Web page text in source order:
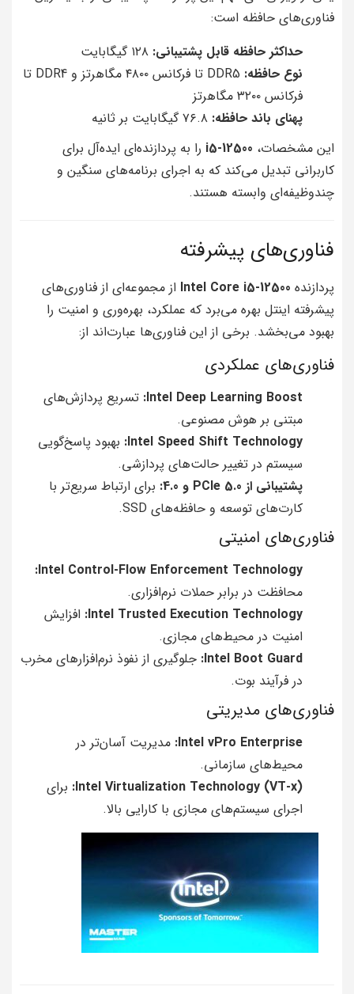
فناوری‌های حافظه است:
حداکثر حافظه قابل پشتیبانی:
نوع حافظه:
DDR5 تا فرکانس ۴۸۰۰ مگاهرتز و DDR4 تا
فرکانس ۳۲۰۰ مگاهرتز
پهنای باند حافظه:
این مشخصات، i5-12500 را به پردازنده‌ای ایده‌آل برای
کاربرانی تبدیل می‌کند که به اجرای برنامه‌های سنگین و
چندوظیفه‌ای وابسته هستند.
فناوری‌های پیشرفته
پردازنده Intel Core i5-12500 از مجموعه‌ای از فناوری‌های
پیشرفته اینتل بهره می‌برد که عملکرد، بهره‌وری و امنیت را
بهبود می‌بخشد. برخی از این فناوری‌ها عبارت‌اند از:
فناوری‌های عملکردی
Intel Deep Learning Boost: تسریع پردازش‌های
مبتنی بر هوش مصنوعی.
Intel Speed Shift Technology: بهبود پاسخ‌گویی
سیستم در تغییر حالت‌های پردازشی.
پشتیبانی از PCIe 5.0 و 4.0:
برای ارتباط سریع‌تر با
کارت‌های توسعه و حافظه‌های SSD.
فناوری‌های امنیتی
Intel Control-Flow Enforcement Technology:
محافظت در برابر حملات نرم‌افزاری.
Intel Trusted Execution Technology: افزایش
امنیت در محیط‌های مجازی.
Intel Boot Guard: جلوگیری از نفوذ نرم‌افزارهای مخرب
در فرآیند بوت.
فناوری‌های مدیریتی
Intel vPro Enterprise: مدیریت آسان‌تر در
محیط‌های سازمانی.
Intel Virtualization Technology (VT-x): برای
اجرای سیستم‌های مجازی با کارایی بالا.